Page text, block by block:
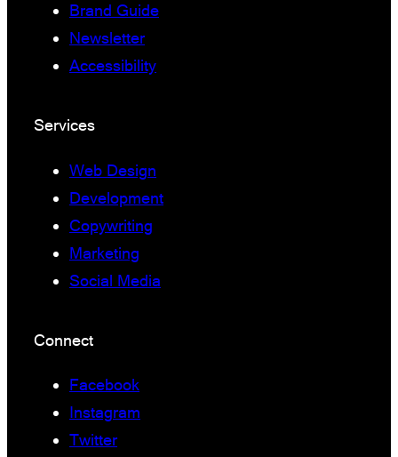
Brand Guide
Newsletter
Accessibility
Services
Web Design
Development
Copywriting
Marketing
Social Media
Connect
Facebook
Instagram
Twitter